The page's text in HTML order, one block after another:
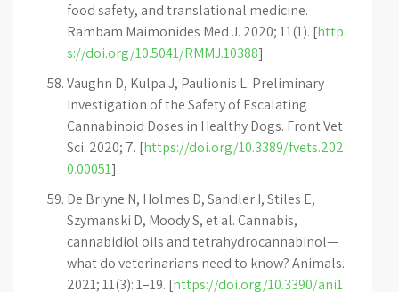
food safety, and translational medicine.
Rambam Maimonides Med J. 2020; 11(1). [http
s://doi.org/10.5041/RMMJ.10388].
Vaughn D, Kulpa J, Paulionis L. Preliminary
Investigation of the Safety of Escalating
Cannabinoid Doses in Healthy Dogs. Front Vet
Sci. 2020; 7. [https://doi.org/10.3389/fvets.202
0.00051].
De Briyne N, Holmes D, Sandler I, Stiles E,
Szymanski D, Moody S, et al. Cannabis,
cannabidiol oils and tetrahydrocannabinol—
what do veterinarians need to know? Animals.
2021; 11(3): 1–19. [https://doi.org/10.3390/ani1